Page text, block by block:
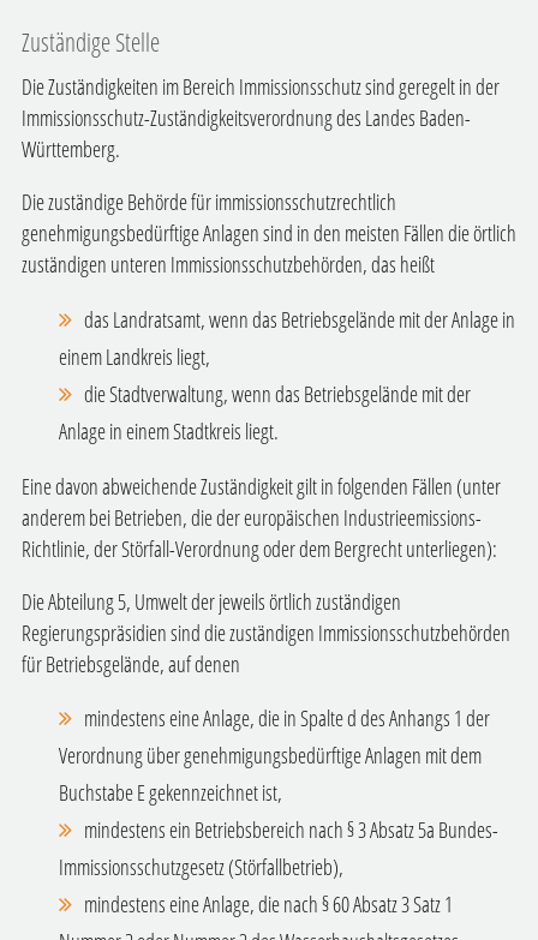
Zuständige Stelle
Die Zuständigkeiten im Bereich Immissionsschutz sind geregelt in der
Immissionsschutz-Zuständigkeitsverordnung des Landes Baden-
Württemberg.
Die zuständige Behörde für immissionsschutzrechtlich
genehmigungsbedürftige Anlagen sind in den meisten Fällen die örtlich
zuständigen unteren Immissionsschutzbehörden, das heißt
das Landratsamt, wenn das Betriebsgelände mit der Anlage in
einem Landkreis liegt,
die Stadtverwaltung, wenn das Betriebsgelände mit der
Anlage in einem Stadtkreis liegt.
Eine davon abweichende Zuständigkeit gilt in folgenden Fällen (unter
anderem bei Betrieben, die der europäischen Industrieemissions-
Richtlinie, der Störfall-Verordnung oder dem Bergrecht unterliegen):
Die Abteilung 5, Umwelt der jeweils örtlich zuständigen
Regierungspräsidien sind die zuständigen Immissionsschutzbehörden
für Betriebsgelände, auf denen
mindestens eine Anlage, die in Spalte d des Anhangs 1 der
Verordnung über genehmigungsbedürftige Anlagen mit dem
Buchstabe E gekennzeichnet ist,
mindestens ein Betriebsbereich nach § 3 Absatz 5a Bundes-
Immissionsschutzgesetz (Störfallbetrieb),
mindestens eine Anlage, die nach § 60 Absatz 3 Satz 1